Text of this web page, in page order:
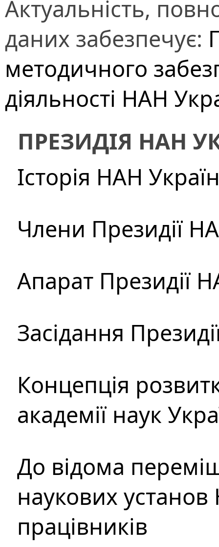
Актуальність,
даних забезпечує:
методичного
діяльності НАН
ПРЕЗИДІЯ НАН
Історія НАН
Члени Президії
Апарат Президії
Засідання
Концепція
академії наук
До відома
наукових установ
працівників